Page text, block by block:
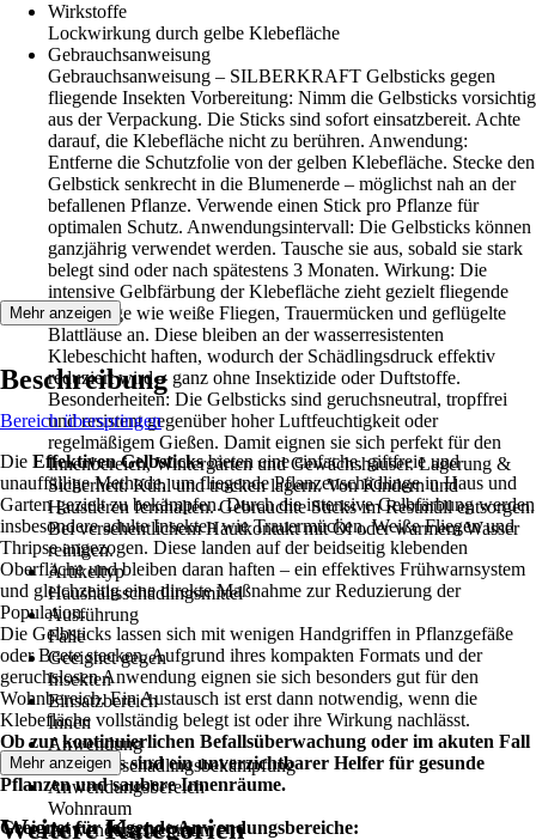
Wirkstoffe
Lockwirkung durch gelbe Klebefläche
Gebrauchsanweisung
Gebrauchsanweisung – SILBERKRAFT Gelbsticks gegen
fliegende Insekten Vorbereitung: Nimm die Gelbsticks vorsichtig
aus der Verpackung. Die Sticks sind sofort einsatzbereit. Achte
darauf, die Klebefläche nicht zu berühren. Anwendung:
Entferne die Schutzfolie von der gelben Klebefläche. Stecke den
Gelbstick senkrecht in die Blumenerde – möglichst nah an der
befallenen Pflanze. Verwende einen Stick pro Pflanze für
optimalen Schutz. Anwendungsintervall: Die Gelbsticks können
ganzjährig verwendet werden. Tausche sie aus, sobald sie stark
belegt sind oder nach spätestens 3 Monaten. Wirkung: Die
intensive Gelbfärbung der Klebefläche zieht gezielt fliegende
Schädlinge wie weiße Fliegen, Trauermücken und geflügelte
Blattläuse an. Diese bleiben an der wasserresistenten
Klebeschicht haften, wodurch der Schädlingsdruck effektiv
reduziert wird – ganz ohne Insektizide oder Duftstoffe.
Besonderheiten: Die Gelbsticks sind geruchsneutral, tropffrei
und resistent gegenüber hoher Luftfeuchtigkeit oder
regelmäßigem Gießen. Damit eignen sie sich perfekt für den
Innenbereich, Wintergärten und Gewächshäuser. Lagerung &
Sicherheit: Kühl und trocken lagern. Von Kindern und
Haustieren fernhalten. Gebrauchte Sticks im Restmüll entsorgen.
Bei versehentlichem Hautkontakt mit Öl oder warmem Wasser
reinigen.
Artikeltyp
Haushaltsschädlingsmittel
Ausführung
Falle
Geeignet gegen
Insekten
Einsatzbereich
Innen
Anwendung
Haushaltsschädlingsbekämpfung
Anwendungsbereich
Wohnraum
Anwendungszeitraum
Mehr anzeigen
Beschreibung
Bereich überspringen
Die Effektiven Gelbsticksbieten eine einfache, giftfreie und
unauffällige Methode, um fliegende Pflanzenschädlinge in Haus und
Garten gezielt zu bekämpfen. Durch die intensive Gelbfärbung werden
insbesondere adulte Insekten wie Trauermücken, Weiße Fliegen und
Thripse angezogen. Diese landen auf der beidseitig klebenden
Oberfläche und bleiben daran haften – ein effektives Frühwarnsystem
und gleichzeitig eine direkte Maßnahme zur Reduzierung der
Population.
Die Gelbsticks lassen sich mit wenigen Handgriffen in Pflanzgefäße
oder Beete stecken. Aufgrund ihres kompakten Formats und der
geruchslosen Anwendung eignen sie sich besonders gut für den
Wohnbereich. Ein Austausch ist erst dann notwendig, wenn die
Klebefläche vollständig belegt ist oder ihre Wirkung nachlässt.
Ob zur kontinuierlichen Befallsüberwachung oder im akuten Fall
– die Gelbsticks sind ein unverzichtbarer Helfer für gesunde
Pflanzen und saubere Innenräume.
Geeignet für folgende Anwendungsbereiche:
Mehr anzeigen
Weitere Kategorien